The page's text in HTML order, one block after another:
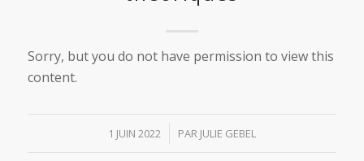
Sorry, but you do not have permission to view this
content.
1 JUIN 2022
/ PAR JULIE GEBEL